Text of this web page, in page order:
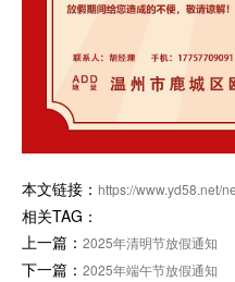
本文链接： https://www.yd58.net/
相关TAG：
上一篇： 2025年清明节放假通知
下一篇： 2025年端午节放假通知